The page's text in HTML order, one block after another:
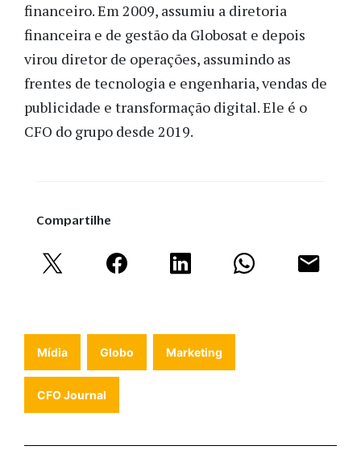
financeiro. Em 2009, assumiu a diretoria
financeira e de gestão da Globosat e depois
virou diretor de operações, assumindo as
frentes de tecnologia e engenharia, vendas de
publicidade e transformação digital. Ele é o
CFO do grupo desde 2019.
Compartilhe
Mídia Globo Marketing
CFO Journal